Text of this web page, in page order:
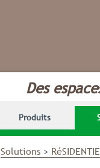
Des
Produits
Solutions >